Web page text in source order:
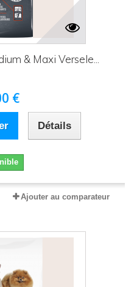
& Maxi Versele...
€
Détails
Ajouter au comparateur